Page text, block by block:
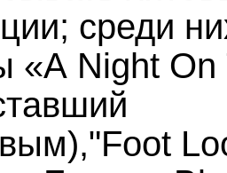
среди
«A Night On